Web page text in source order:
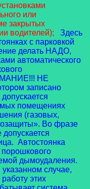
или
закрытых
водителей);
Здесь
с парковкой
делать НАДО,
автоматического
НЕ
записано
помещениях
(газовых,
Во фразе
Автостоянка
дымоудаления.
случае,
этих